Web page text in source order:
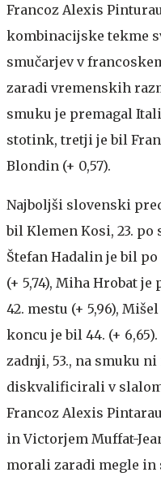
Francoz Alexis
kombinacijske tekme
smučarjev v
zaradi vremenskih
smuku je premagal
stotink, tretji je bil
Blondin (+ 0,57).
Najboljši slovenski
bil Klemen Kosi, 23. po
Štefan Hadalin je bil po
(+ 5,74), Miha Hrobat je
42. mestu (+ 5,96),
koncu je bil 44. (+
zadnji, 53., na smuku
diskvalificirali v
Francoz Alexis
in Victorjem Muffat-
morali zaradi megle